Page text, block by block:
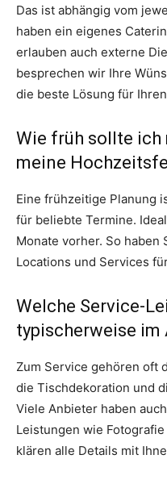
Das ist abhängig vom
haben ein eigenes
erlauben auch externe
besprechen wir Ihre
die beste Lösung für
Wie früh sollte
meine
Eine frühzeitige Planung
für beliebte Termine.
Monate vorher. So haben
Locations und Services
Welche Service-
typischerweise
Zum Service gehören oft
die Tischdekoration und
Viele Anbieter haben
Leistungen wie
klären alle Details mit